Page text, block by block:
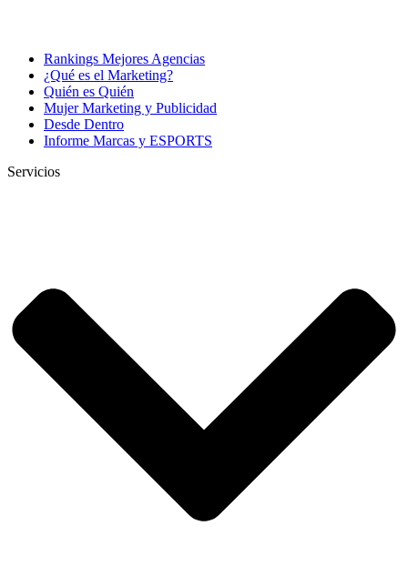
Rankings Mejores Agencias
¿Qué es el Marketing?
Quién es Quién
Mujer Marketing y Publicidad
Desde Dentro
Informe Marcas y ESPORTS
Servicios